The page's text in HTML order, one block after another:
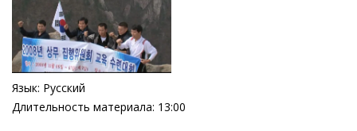
Язык: Русский
Длительность материала: 13:00